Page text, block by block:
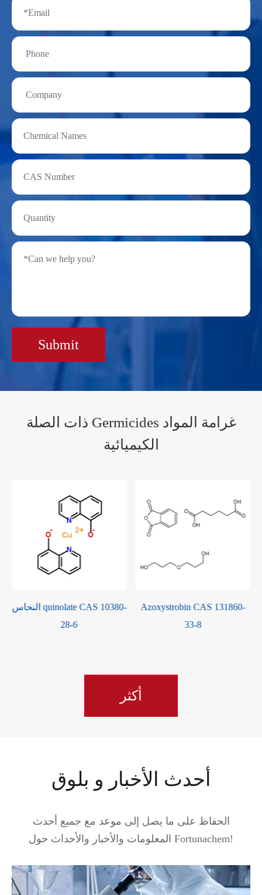
Submit
ذات الصلة Germicides غرامة المواد
الكيميائية
Azoxystrobin CAS 131860-
33-8
Imazalil CAS 35554-44-0
أكثر
أحدث الأخبار و بلوق
الحفاظ على ما يصل إلى موعد مع جميع أحدث
المعلومات والأخبار والأحداث حول Fortunachem!